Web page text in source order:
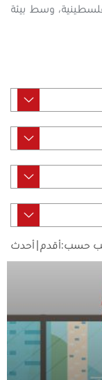
وسط بيئة
حسب: أقدم أحدث